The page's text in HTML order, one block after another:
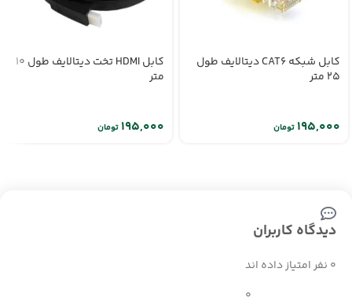
کابل شبکه CAT6 دیتالایف طول
25 متر
تومان
کابل HDMI تخت دیتالایف طول 10
متر
تومان
دیدگاه کاربران
0 نفر امتیاز داده اند
0